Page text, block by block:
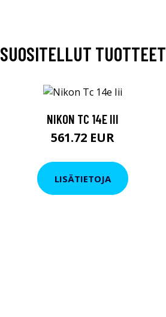
SUOSITELLUT TUOTTEET
NIKON TC 14E III
561.72 EUR
LISÄTIETOJA